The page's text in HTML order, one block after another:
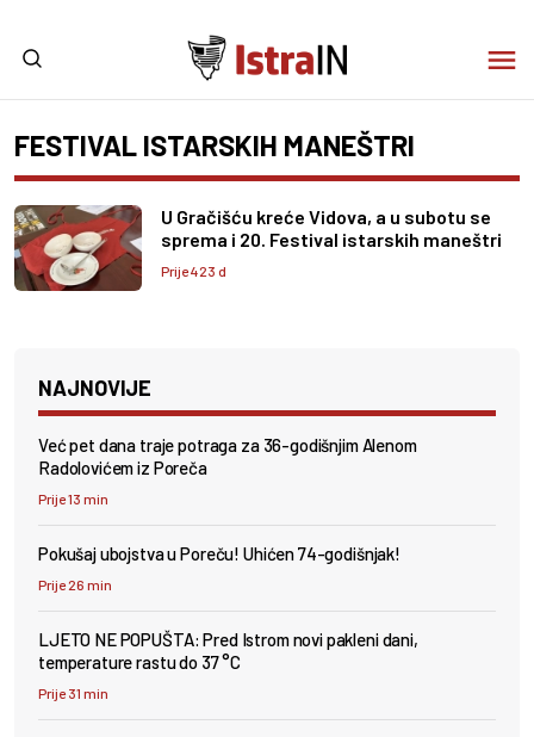
FESTIVAL ISTARSKIH MANEŠTRI
U Gračišću kreće Vidova, a u subotu se
sprema i 20. Festival istarskih maneštri
Prije 423 d
NAJNOVIJE
Već pet dana traje potraga za 36-godišnjim Alenom
Radolovićem iz Poreča
Prije 13 min
Pokušaj ubojstva u Poreču! Uhićen 74-godišnjak!
Prije 26 min
LJETO NE POPUŠTA: Pred Istrom novi pakleni dani,
temperature rastu do 37 °C
Prije 31 min